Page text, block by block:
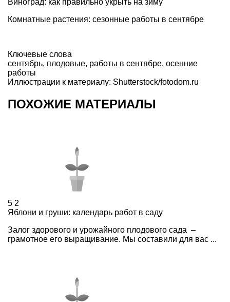
Виноград: как правильно укрыть на зиму
Комнатные растения: сезонные работы в сентябре
Ключевые слова
сентябрь, плодовые, работы в сентябре, осенние
работы
Иллюстрации к материалу: Shutterstock/fotodom.ru
ПОХОЖИЕ МАТЕРИАЛЫ
5 2
Яблони и груши: календарь работ в саду
Залог здорового и урожайного плодового сада –
грамотное его выращивание. Мы составили для вас ...